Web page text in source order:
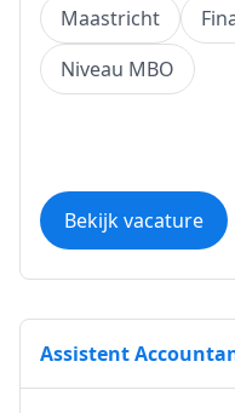
Maastricht
Niveau MBO
Bekijk vacature
Assistent